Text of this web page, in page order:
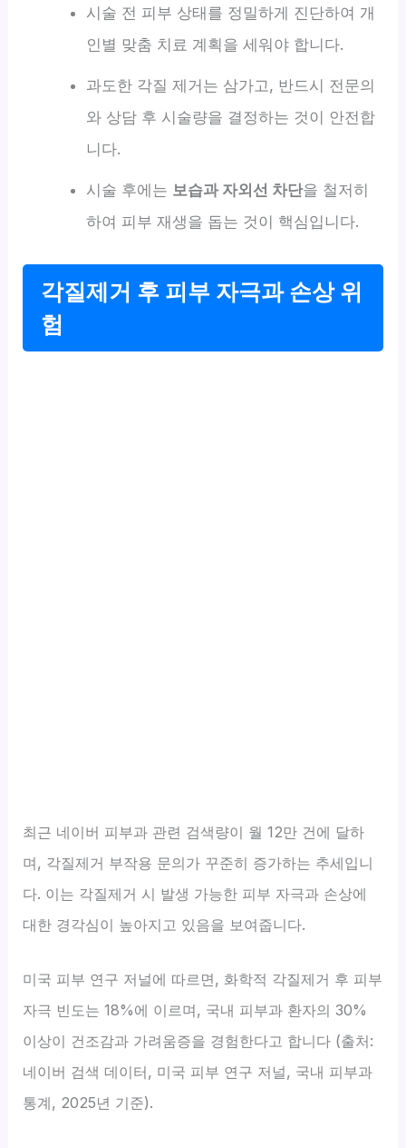
시술 전 피부 상태를 정밀하게 진단하여 개
인별 맞춤 치료 계획을 세워야 합니다.
과도한 각질 제거는 삼가고, 반드시 전문의
와 상담 후 시술량을 결정하는 것이 안전합
니다.
시술 후에는 보습과 자외선 차단을 철저히
하여 피부 재생을 돕는 것이 핵심입니다.
각질제거 후 피부 자극과 손상 위
험
최근 네이버 피부과 관련 검색량이 월 12만 건에 달하
며, 각질제거 부작용 문의가 꾸준히 증가하는 추세입니
다. 이는 각질제거 시 발생 가능한 피부 자극과 손상에
대한 경각심이 높아지고 있음을 보여줍니다.
미국 피부 연구 저널에 따르면, 화학적 각질제거 후 피부
자극 빈도는 18%에 이르며, 국내 피부과 환자의 30%
이상이 건조감과 가려움증을 경험한다고 합니다 (출처:
네이버 검색 데이터, 미국 피부 연구 저널, 국내 피부과
통계, 2025년 기준).